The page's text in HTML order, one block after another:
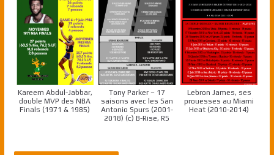
Kareem Abdul-Jabbar,
double MVP des NBA
Finals (1971 & 1985)
Tony Parker – 17
saisons avec les San
Antonio Spurs (2001-
2018) (c) B-Rise, RS
Lebron James, ses
prouesses au Miami
Heat (2010-2014)